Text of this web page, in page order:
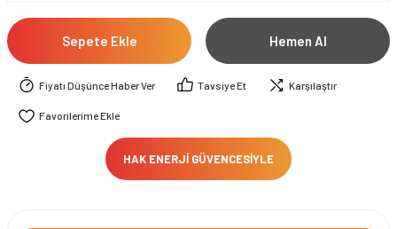
Sepete Ekle Hemen Al
Fiyatı Düşünce Haber Ver Tavsiye Et Karşılaştır
HAK ENERJİ GÜVENCESİYLE